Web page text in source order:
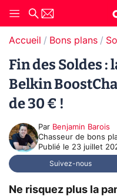
Accueil Bons plans
Fin des Soldes
Belkin
de 30 € !
Par Benjamin Barois
Chasseur de bons
Publié le 23 juillet
Suivez-nous
Ne risquez plus la